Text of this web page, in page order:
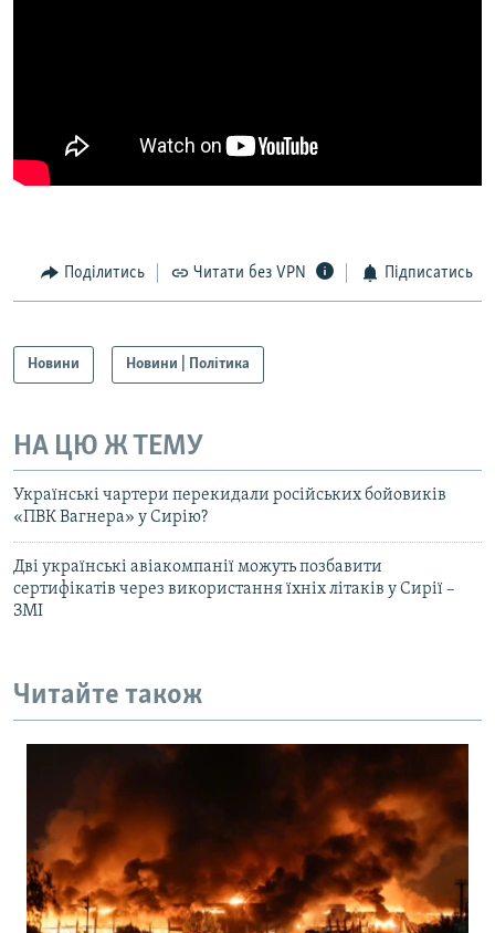
Поділитись Читати без VPN Підписатись
Новини Новини | Політика
НА ЦЮ Ж ТЕМУ
Українські чартери перекидали російських бойовиків
«ПВК Вагнера» у Сирію?
Дві українські авіакомпанії можуть позбавити
сертифікатів через використання їхніх літаків у Сирії –
ЗМІ
Читайте також